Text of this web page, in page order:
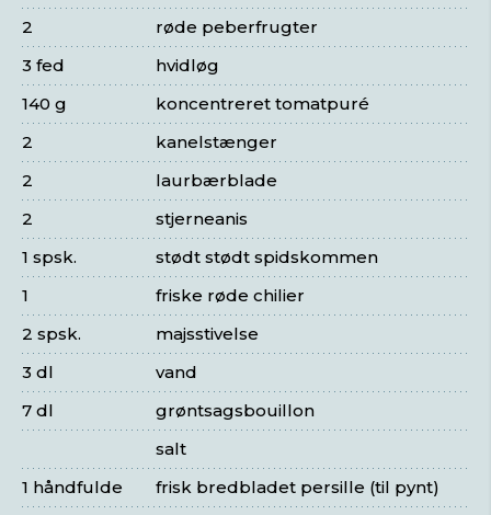
røde peberfrugter
2
hvidløg
3 fed
koncentreret tomatpuré
140 g
kanelstænger
2
laurbærblade
2
stjerneanis
2
stødt stødt spidskommen
1 spsk.
friske røde chilier
1
majsstivelse
2 spsk.
vand
3 dl
grøntsagsbouillon
7 dl
salt
frisk bredbladet persille (til pynt)
1 håndfulde